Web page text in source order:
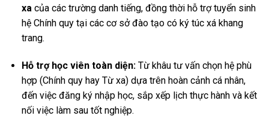
xacủa các trường danh tiếng, đồng thời hỗ trợ tuyển sinh
hệ Chính quy tại các cơ sở đào tạo có ký túc xá khang
trang.
Hỗ trợ học viên toàn diện:Từ khâu tư vấn chọn hệ phù
hợp (Chính quy hay Từ xa) dựa trên hoàn cảnh cá nhân,
đến việc đăng ký nhập học, sắp xếp lịch thực hành và kết
nối việc làm sau tốt nghiệp.